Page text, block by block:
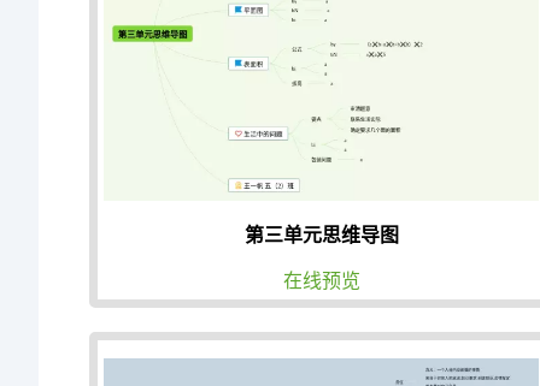
第三单元思维导图
在线预览